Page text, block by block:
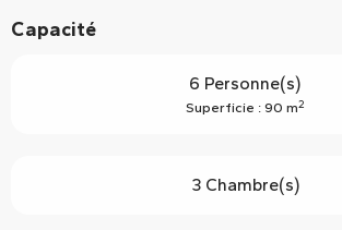
Capacité
6 Personne(s)
Superficie : 90 m2
3 Chambre(s)